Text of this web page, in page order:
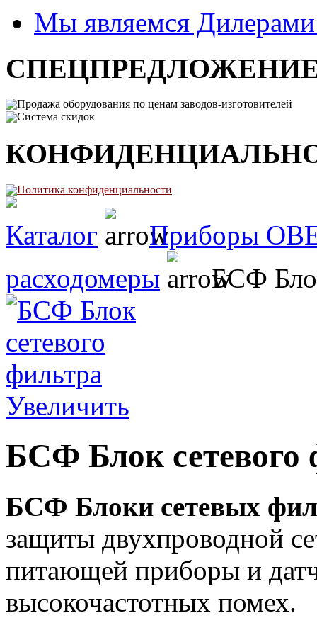
Мы являемся
Продажа оборудования по ценам заводов-изготовителей
Система скидок
Политика конфиденциальности
Каталог
Приборы
расходомеры
БСФ
Увеличить
БСФ Блок сетевого
БСФ Блоки сетевых
защиты двухпроводной
питающей приборы и
высокочастотных помех.